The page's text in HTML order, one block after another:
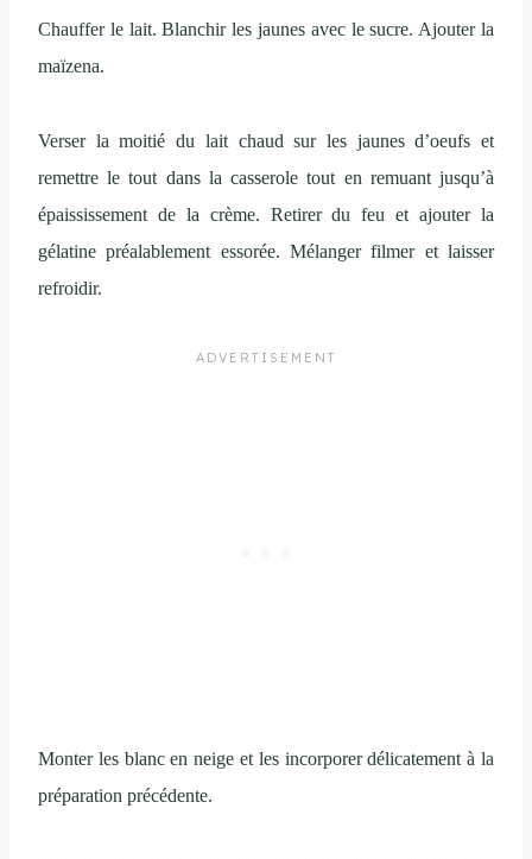
Chauffer le lait. Blanchir les jaunes avec le sucre. Ajouter la
maïzena.
Verser la moitié du lait chaud sur les jaunes d’oeufs et
remettre le tout dans la casserole tout en remuant jusqu’à
épaississement de la crème. Retirer du feu et ajouter la
gélatine préalablement essorée. Mélanger filmer et laisser
refroidir.
Monter les blanc en neige et les incorporer délicatement à la
préparation précédente.